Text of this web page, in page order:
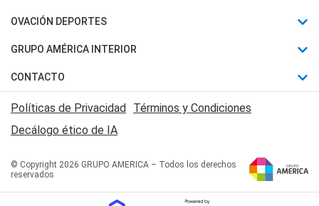
Política
Judiciales
Economia
Horóscopo
Motores
Trucos caseros
Series y Películas
Edictos y Solicitadas
OVACIÓN DEPORTES
Fútbol
Mundial
Automovilismo
Rugby
Básquet
GRUPO AMÉRICA INTERIOR
Canal 7 en Vivo
San Juan 8
CONTACTO
Acerca de Nosotros
Contactanos
Políticas de Privacidad Términos y Condiciones
Decálogo ético de IA
© Copyright 2026 GRUPO AMERICA – Todos los derechos
reservados